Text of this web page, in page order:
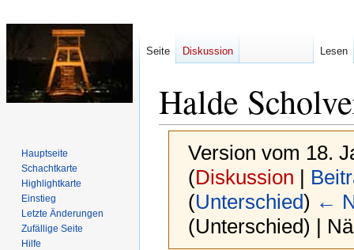
Halde
Version vom 18.
(Diskussion |
(Unterschied) ←
(Unterschied) |
Seite Diskussion Lesen
Hauptseite
Schachtkarte
Highlightkarte
Einstieg
Letzte Änderungen
Zufällige Seite
Hilfe